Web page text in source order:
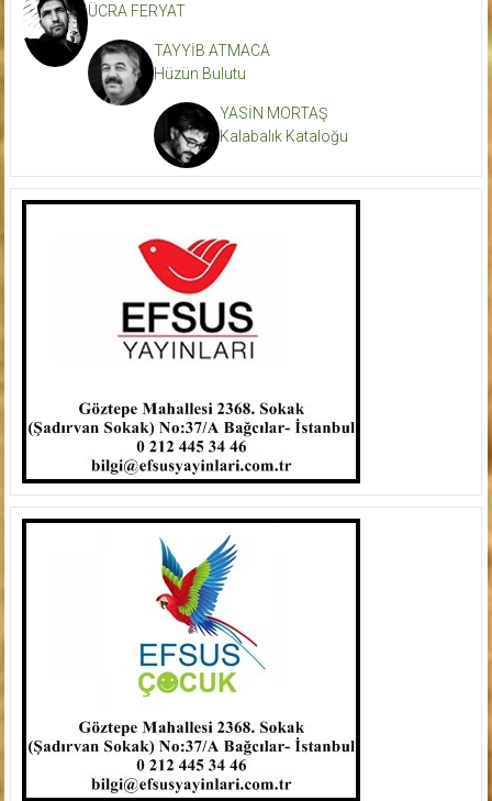
ÜCRA FERYAT
TAYYİB ATMACA
Hüzün Bulutu
YASİN MORTAŞ
Kalabalık Kataloğu